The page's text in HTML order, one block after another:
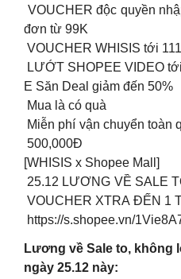
VOUCHER độc quyền
đơn từ 99K
VOUCHER WHISIS tới
LƯỚT SHOPEE VIDEO
E Săn Deal giảm đến 50%
Mua là có quà
Miễn phí vận chuyển toàn
500,000Đ
[WHISIS x Shopee Mall]
25.12 LƯƠNG VỀ SALE
VOUCHER XTRA ĐẾN 1
https://s.shopee.vn/
Lương về Sale to, không
ngày 25.12 này: